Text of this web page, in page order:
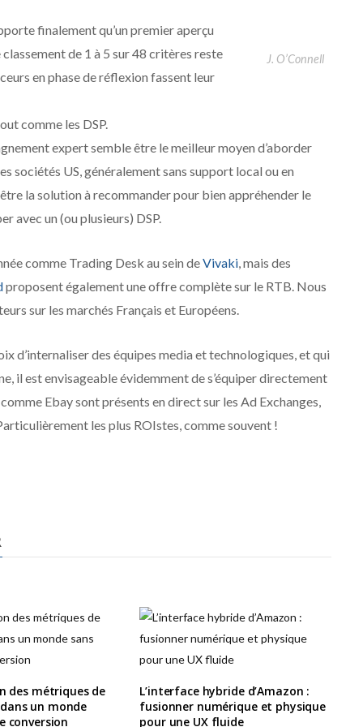
J. O’Connell
finalement qu’un premier aperçu
de 1 à 5 sur 48 critères reste
en phase de réflexion fassent leur
comme les DSP.
expert semble être le meilleur moyen d’aborder
sociétés US, généralement sans support local ou en
la solution à recommander pour bien appréhender le
avec un (ou plusieurs) DSP.
comme Trading Desk au sein deVivaki, mais des
proposent également une offre complète sur le RTB. Nous
sur les marchés Français et Européens.
d’internaliser des équipes media et technologiques, et qui
il est envisageable évidemment de s’équiper directement
Ebay sont présents en direct sur les Ad Exchanges,
les plus ROIstes, comme souvent !
des métriques de
un monde
conversion
L’interface hybride d’Amazon :
fusionner numérique et physique
pour une UX fluide